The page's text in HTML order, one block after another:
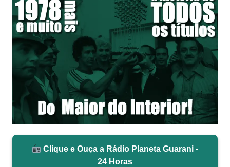
Clique e Ouça a Rádio Planeta Guarani -
24 Horas